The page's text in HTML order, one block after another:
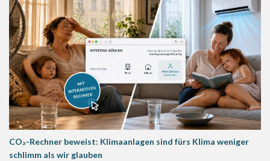
CO₂-Rechner beweist: Klimaanlagen sind fürs Klima weniger
schlimm als wir glauben